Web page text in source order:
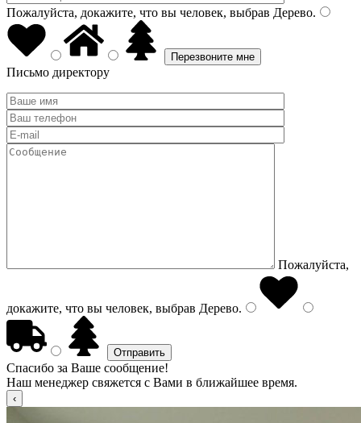
Пожалуйста, докажите, что вы человек, выбрав Дерево.
Письмо директору
Пожалуйста,
докажите, что вы человек, выбрав Дерево.
Спасибо за Ваше сообщение!
Наш менеджер свяжется с Вами в ближайшее время.